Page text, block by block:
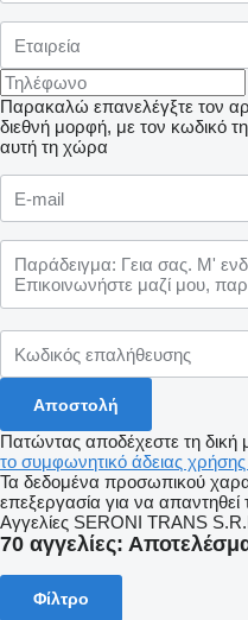
Παρακαλώ επανελέγξτε τον
διεθνή μορφή, με τον κωδικό
αυτή τη χώρα
Πατώντας αποδέχεστε τη δική
το συμφωνητικό άδειας χρήσης
Τα δεδομένα προσωπικού
επεξεργασία για να απαντηθεί
Αγγελίες SERONI TRANS
70 αγγελίες:
Φίλτρο